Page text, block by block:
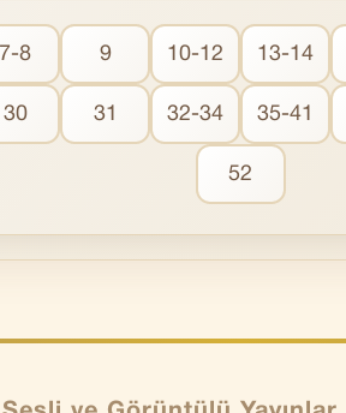
7-8 9 10-12 13-14
30 31 32-34 35-41
52